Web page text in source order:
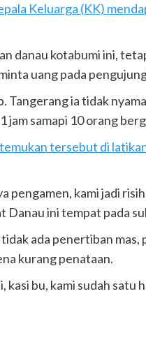
Keluarga (KK)
danau kotabumi ini,
uang pada
Tangerang ia tidak
jam samapi 10 orang
tersebut di
pengamen, kami jadi
Danau ini tempat pada
ada penertiban
kurang penataan.
kasi bu, kami sudah satu